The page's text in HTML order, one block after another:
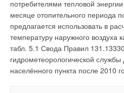
потребителями тепловой
месяце отопительного периода
предлагается использовать в
температуру наружного воздуха
табл. 5.1 Свода Правил
гидрометеорологической службы
населённого пункта после 2010
Перечень перечисленных
картину качественного улучшения
Комментарии